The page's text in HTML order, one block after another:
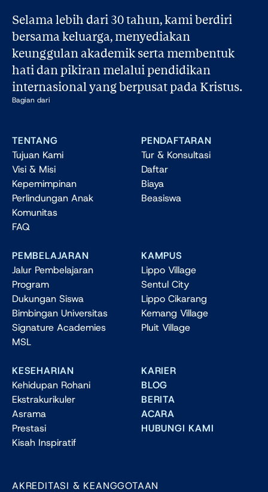
Selama lebih dari 30 tahun, kami berdiri
bersama keluarga, menyediakan
keunggulan akademik serta membentuk
hati dan pikiran melalui pendidikan
internasional yang berpusat pada Kristus.
Bagian dari
TENTANG
Tujuan Kami
Visi & Misi
Kepemimpinan
Perlindungan Anak
Komunitas
FAQ
PENDAFTARAN
Tur & Konsultasi
Daftar
Biaya
Beasiswa
PEMBELAJARAN
Jalur Pembelajaran
Program
Dukungan Siswa
Bimbingan Universitas
Signature Academies
MSL
KAMPUS
Lippo Village
Sentul City
Lippo Cikarang
Kemang Village
Pluit Village
KESEHARIAN
Kehidupan Rohani
Ekstrakurikuler
Asrama
Prestasi
Kisah Inspiratif
KARIER
BLOG
BERITA
ACARA
HUBUNGI KAMI
AKREDITASI & KEANGGOTAAN